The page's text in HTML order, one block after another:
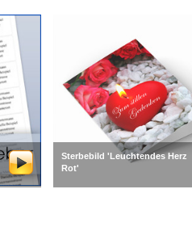
Sterbebild 'Leuchtendes Herz
Rot'